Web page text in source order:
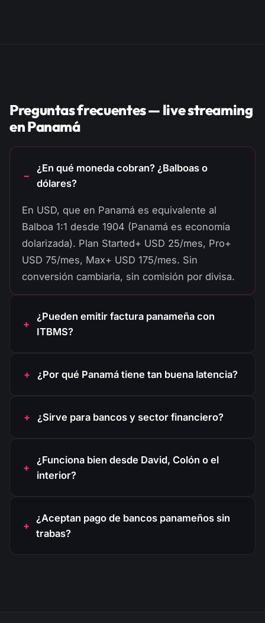
Preguntas frecuentes — live streaming
en Panamá
¿En qué moneda cobran? ¿Balboas o
dólares?
En USD, que en Panamá es equivalente al
Balboa 1:1 desde 1904 (Panamá es economía
dolarizada). Plan Started+ USD 25/mes, Pro+
USD 75/mes, Max+ USD 175/mes. Sin
conversión cambiaria, sin comisión por divisa.
¿Pueden emitir factura panameña con
ITBMS?
¿Por qué Panamá tiene tan buena latencia?
¿Sirve para bancos y sector financiero?
¿Funciona bien desde David, Colón o el
interior?
¿Aceptan pago de bancos panameños sin
trabas?